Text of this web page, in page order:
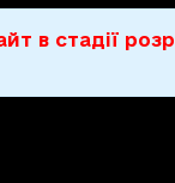
в стадії